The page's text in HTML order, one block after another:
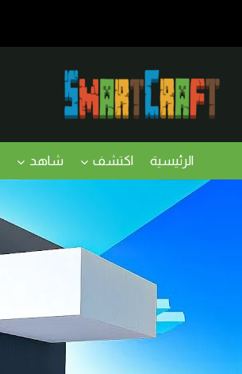
الرئيسية اكتشف شاهد